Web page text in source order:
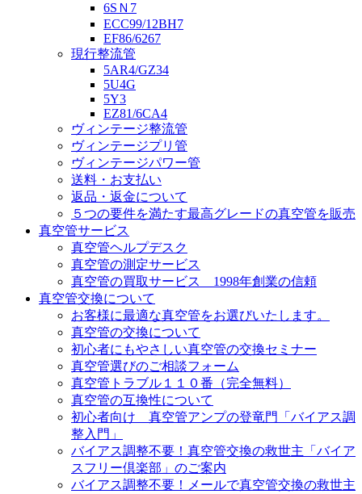
6SＮ7
ECC99/12BH7
EF86/6267
現行整流管
5AR4/GZ34
5U4G
5Y3
EZ81/6CA4
ヴィンテージ整流管
ヴィンテージプリ管
ヴィンテージパワー管
送料・お支払い
返品・返金について
５つの要件を満たす最高グレードの真空管を販売
真空管サービス
真空管ヘルプデスク
真空管の測定サービス
真空管の買取サービス 1998年創業の信頼
真空管交換について
お客様に最適な真空管をお選びいたします。
真空管の交換について
初心者にもやさしい真空管の交換セミナー
真空管選びのご相談フォーム
真空管トラブル１１０番（完全無料）
真空管の互換性について
初心者向け 真空管アンプの登竜門「バイアス調
整入門」
バイアス調整不要！真空管交換の救世主「バイア
スフリー倶楽部」のご案内
バイアス調整不要！メールで真空管交換の救世主